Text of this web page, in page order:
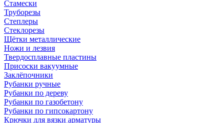
Стамески
Труборезы
Степлеры
Стеклорезы
Щётки металлические
Ножи и лезвия
Твердосплавные пластины
Присоски вакуумные
Заклёпочники
Рубанки ручные
Рубанки по дереву
Рубанки по газобетону
Рубанки по гипсокартону
Крючки для вязки арматуры